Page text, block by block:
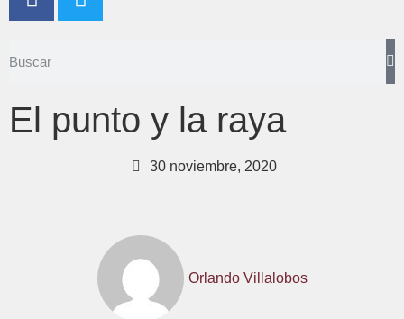
El punto y la raya
30 noviembre, 2020
Orlando Villalobos